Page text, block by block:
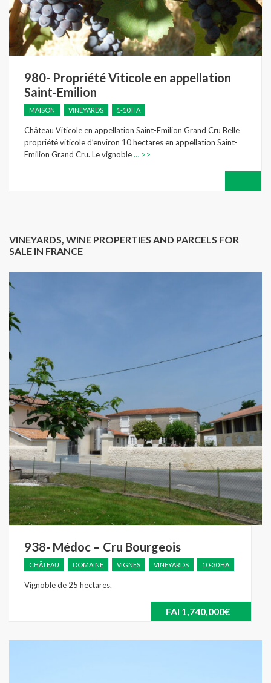
980- Propriété Viticole en appellation
Saint-Emilion
MAISON VINEYARDS 1-10 HA
Château Viticole en appellation Saint-Emilion Grand Cru Belle
propriété viticole d’environ 10 hectares en appellation Saint-
Emilion Grand Cru. Le vignoble… >>
VINEYARDS, WINE PROPERTIES AND PARCELS FOR
SALE IN FRANCE
938- Médoc – Cru Bourgeois
CHÂTEAU DOMAINE VIGNES VINEYARDS 10-30 HA
Vignoble de 25 hectares.
FAI 1,740,000€